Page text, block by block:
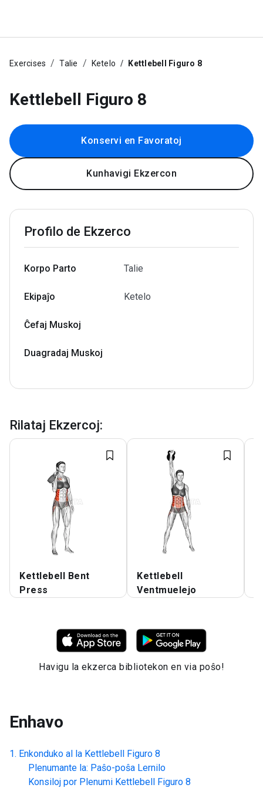
Exercises Talie Ketelo Kettlebell Figuro 8
Kettlebell Figuro 8
Konservi en Favoratoj
Kunhavigi Ekzercon
Profilo de Ekzerco
Korpo Parto Talie
Ekipaĵo Ketelo
Ĉefaj Muskoj
Duagradaj Muskoj
Rilataj Ekzercoj:
Kettlebell Bent
Press
Kettlebell
Ventmuelejo
Havigu la ekzerca bibliotekon en via poŝo!
Enhavo
Enkonduko al la Kettlebell Figuro 8
Plenumante la: Paŝo-poŝa Lernilo
Konsiloj por Plenumi Kettlebell Figuro 8